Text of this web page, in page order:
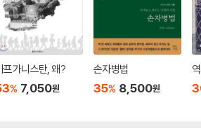
라가라 - 도를 지킨 문공, 명성을 탐한 자옥
친다 - 송나라 양공의 지나친 인의
거두는 데 위태로움이 없다
라 - 오기 장군이 병사의 종기를 빨아준 까닭
수 없다 - 효산에서 무너진 진목공의 원정
하고 적의 군대를 파악하지 못하면 승리할 가능
파악하고 자신의 군대는 파악하지 못하면 승
. 적의 정황을 파악하고 자신의 정황도 파악
것을 파악하지 못한다면, 승리할 가능성은
로 용병에 통달한 장수는 행동에 미혹함이
전으로
법』을 단순한 번역서가 아닌 스토리텔링 중심
직한 울림을 살리면서도, 현대 독자들이 흥
할 수 있는 실천적 전략서로 다듬었다.
프가니스탄, 왜?
% 7,050원
손자병법
35% 8,500원